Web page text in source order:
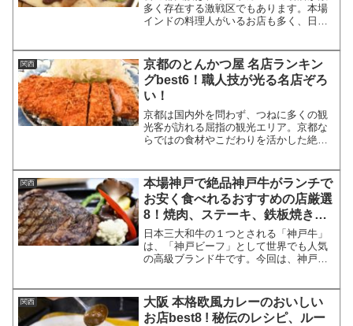
多く存在する激戦区でもあります。本場
インドの料理人がいるお店も多く、日本
られる、絶品インドカレーの名店をラン
キング形式でご紹介します...
関西
京都のとんかつ屋 名店ランキン
グbest6！職人技が光る名店ぞろ
い！
京都は国内外を問わず、つねに多くの観
光客が訪れる屈指の観光エリア。京都な
らではの食材やこだわりを活かした絶品
かつが食べられる名店を、ランキング形
式でご紹介したいと思いま...
関西
本場神戸で絶品神戸牛がランチで
お安く食べれるおすすめの店厳選
8！焼肉、ステーキ、鉄板焼き
等々
日本三大和牛の１つとされる「神戸牛」
は、「神戸ビーフ」として世界でも人気
の高級ブランド牛です。今回は、神戸で
のお店を8店ご紹介します。神戸牛ランチ
１．ビフテキのカワムラ...
関西
大阪 本格欧風カレーのおいしい
お店best8 ! 秘伝のレシピ、ルー